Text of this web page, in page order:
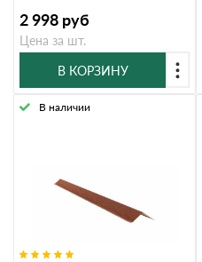
2 998 руб
Цена за шт.
В КОРЗИНУ
В наличии